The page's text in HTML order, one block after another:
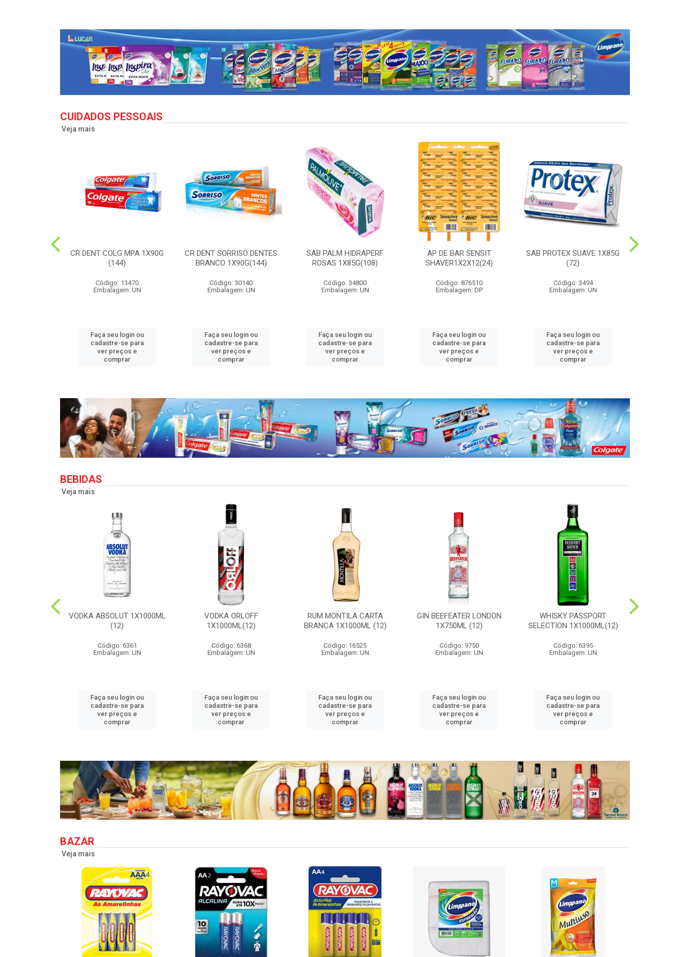
CUIDADOS PESSOAIS
Veja mais
CR DENT COLG MPA 1X90G
(144)
Código: 13470
Embalagem: UN
Faça seu login ou
cadastre-se para
ver preços e
comprar
CR DENT SORRISO DENTES
BRANCO 1X90G(144)
Código: 30140
Embalagem: UN
Faça seu login ou
cadastre-se para
ver preços e
comprar
SAB PALM HIDRAPERF
ROSAS 1X85G(108)
Código: 34800
Embalagem: UN
Faça seu login ou
cadastre-se para
ver preços e
comprar
AP DE BAR SENSIT
SHAVER1X2X12(24)
Código: 876510
Embalagem: DP
Faça seu login ou
cadastre-se para
ver preços e
comprar
SAB PROTEX SUAVE 1X85G
(72)
Código: 3494
Embalagem: UN
Faça seu login ou
cadastre-se para
ver preços e
comprar
BEBIDAS
Veja mais
VODKA ABSOLUT 1X1000ML
(12)
Código: 6361
Embalagem: UN
Faça seu login ou
cadastre-se para
ver preços e
comprar
VODKA ORLOFF
1X1000ML(12)
Código: 6368
Embalagem: UN
Faça seu login ou
cadastre-se para
ver preços e
comprar
RUM MONTILA CARTA
BRANCA 1X1000ML (12)
Código: 16525
Embalagem: UN
Faça seu login ou
cadastre-se para
ver preços e
comprar
GIN BEEFEATER LONDON
1X750ML (12)
Código: 9750
Embalagem: UN
Faça seu login ou
cadastre-se para
ver preços e
comprar
WHISKY PASSPORT
SELECTION 1X1000ML(12)
Código: 6395
Embalagem: UN
Faça seu login ou
cadastre-se para
ver preços e
comprar
BAZAR
Veja mais